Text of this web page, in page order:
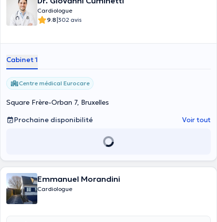
Cardiologue
9.8|302 avis
Cabinet 1
Centre médical Eurocare
Square Frère-Orban 7, Bruxelles
Prochaine disponibilité
Voir tout
Emmanuel Morandini
Cardiologue